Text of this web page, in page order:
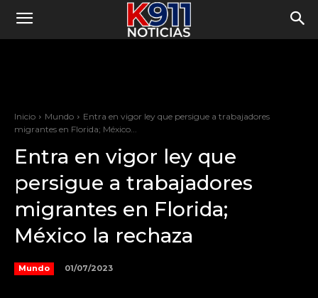
Inicio Mundo
Entra en vigor ley que persigue a trabajadores
migrantes en Florida; México...
Entra en vigor ley que
persigue a trabajadores
migrantes en Florida;
México la rechaza
Mundo 01/07/2023